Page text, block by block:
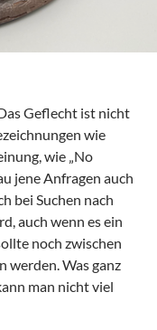
Geflecht ist nicht
wie
wie „No
jene Anfragen auch
bei Suchen nach
auch wenn es ein
noch zwischen
werden. Was ganz
man nicht viel